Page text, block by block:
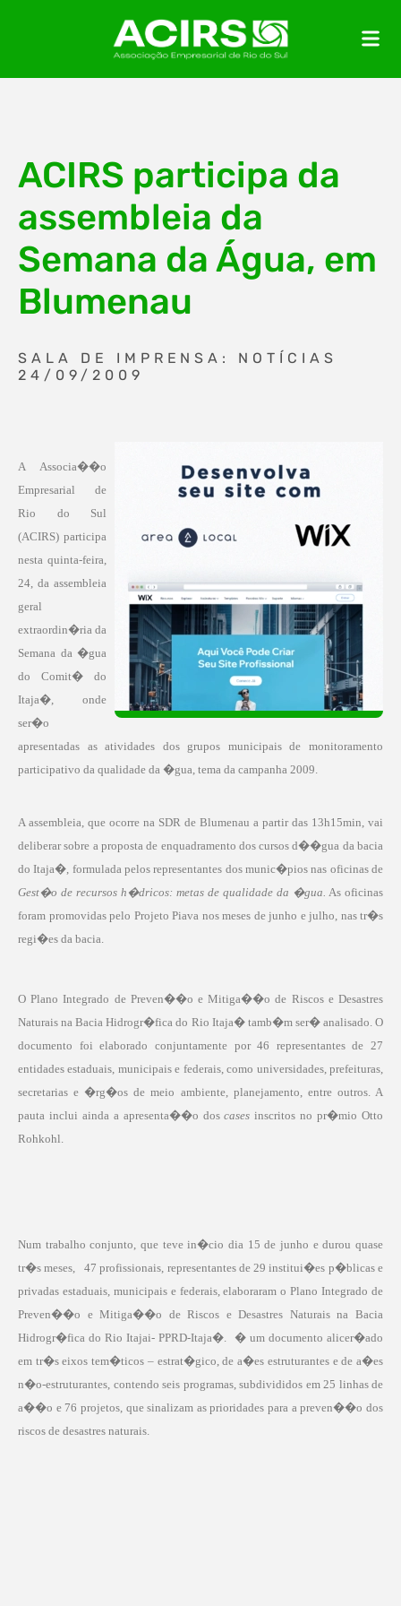
ACIRS participa da
assembleia da
Semana da Água, em
Blumenau
SALA DE IMPRENSA: NOTÍCIAS
24/09/2009
A Associa��o
Empresarial de
Rio do Sul
(ACIRS) participa
nesta quinta-feira,
24, da assembleia
geral
extraordin�ria da
Semana da �gua
do Comit� do
Itaja�, onde
ser�o
apresentadas as atividades dos grupos municipais de monitoramento
participativo da qualidade da �gua, tema da campanha 2009.
A assembleia, que ocorre na SDR de Blumenau a partir das 13h15min, vai
deliberar sobre a proposta de enquadramento dos cursos d��gua da bacia
do Itaja�, formulada pelos representantes dos munic�pios nas oficinas de
Gest�o de recursos h�dricos: metas de qualidade da �gua. As oficinas
foram promovidas pelo Projeto Piava nos meses de junho e julho, nas tr�s
regi�es da bacia.
O Plano Integrado de Preven��o e Mitiga��o de Riscos e Desastres
Naturais na Bacia Hidrogr�fica do Rio Itaja� tamb�m ser� analisado. O
documento foi elaborado conjuntamente por 46 representantes de 27
entidades estaduais, municipais e federais, como universidades, prefeituras,
secretarias e �rg�os de meio ambiente, planejamento, entre outros. A
pauta inclui ainda a apresenta��o doscases inscritos no pr�mio Otto
Rohkohl.
Num trabalho conjunto, que teve in�cio dia 15 de junho e durou quase
tr�s meses, 47 profissionais, representantes de 29 institui�es p�blicas e
privadas estaduais, municipais e federais, elaboraram o Plano Integrado de
Preven��o e Mitiga��o de Riscos e Desastres Naturais na Bacia
Hidrogr�fica do Rio Itajai- PPRD-Itaja�. � um documento alicer�ado
em tr�s eixos tem�ticos – estrat�gico, de a�es estruturantes e de a�es
n�o-estruturantes, contendo seis programas, subdivididos em 25 linhas de
a��o e 76 projetos, que sinalizam as prioridades para a preven��o dos
riscos de desastres naturais.